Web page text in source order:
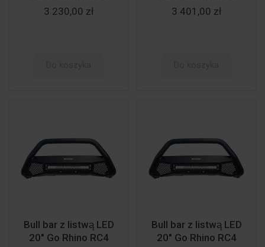
3 230,00 zł
3 401,00 zł
Bull bar z listwą LED
20" Go Rhino RC4
Bull bar z listwą LED
20" Go Rhino RC4